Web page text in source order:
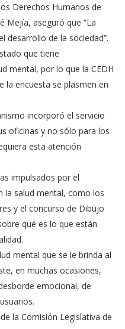
Derechos Humanos de
Mejía, aseguró que “La
desarrollo de la sociedad”.
que tiene
mental, por lo que la CEDH
la encuesta se plasmen en
incorporó el servicio
oficinas y no sólo para los
esta atención
impulsados por el
la salud mental, como los
y el concurso de Dibujo
qué es lo que están
mental que se le brinda al
en muchas ocasiones,
emocional, de
la Comisión Legislativa de